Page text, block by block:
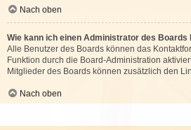
Nach oben
Wie kann ich einen Administrator des Boards
Alle Benutzer des Boards können das
Funktion durch die Board-Administration
Mitglieder des Boards können zusätzlich den
Nach oben